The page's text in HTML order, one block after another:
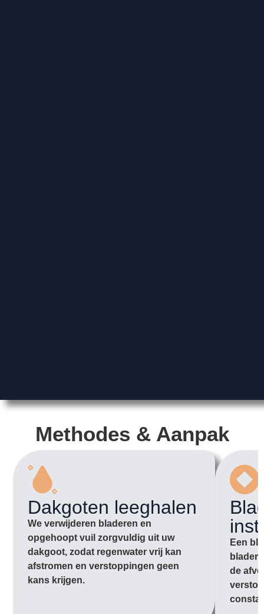
Methodes & Aanpak
Dakgoten leeghalen
We verwijderen bladeren en
opgehoopt vuil zorgvuldig uit uw
dakgoot, zodat regenwater vrij kan
afstromen en verstoppingen geen
kans krijgen.
Een
de